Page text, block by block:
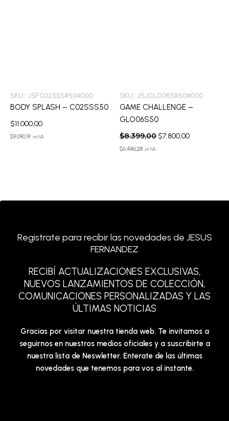
SKU: JSFC02SSS#50#000
BODY SPLASH – C02SSS50
$11.000,00
$9.090,91 sin IVA
SKU: JSJGLO06S#50#000
GAME CHALLENGE –
GLO06S50
$8.399,00 $7.800,00
$6.446,28 sin IVA
Registrate para recibir las novedades de JESUS
FERNANDEZ
RECIBÍ ACTUALIZACIONES EXCLUSIVAS,
NUEVOS LANZAMIENTOS DE COLECCIÓN,
COMUNICACIONES PERSONALIZADAS Y LAS
ÚLTIMAS NOTICIAS
Gracias por visitar nuestra tienda web. Te invitamos a
seguirnos en nuestros medios oficiales y a suscribirte a
nuestra lista de Neswletter. Enterate de las últimas
novedades que tenemos para vos al instante.